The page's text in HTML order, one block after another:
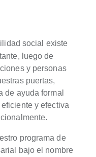
social existe
luego de
y personas
puertas,
de ayuda formal
y efectiva
programa de
bajo el nombre